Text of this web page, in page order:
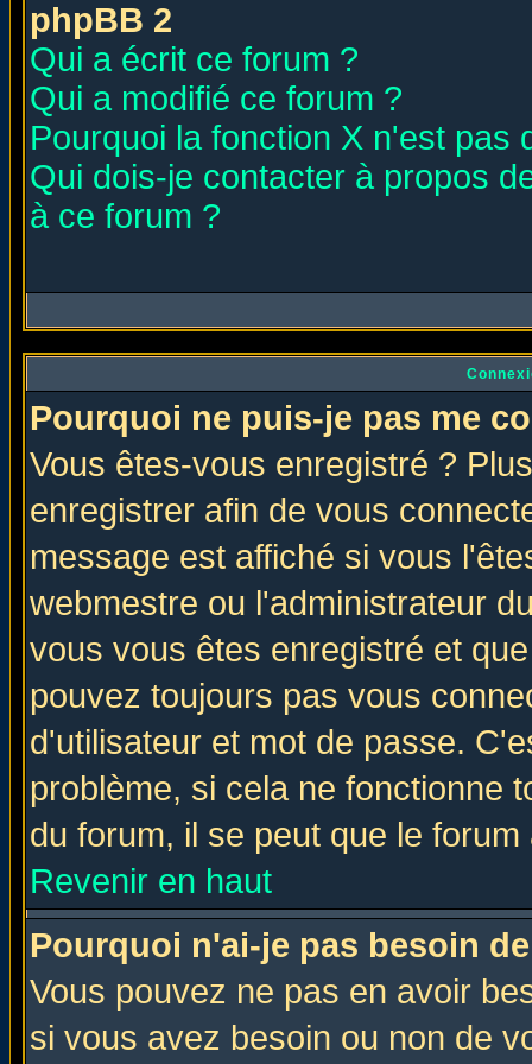
phpBB 2
Qui a écrit ce forum ?
Qui a modifié ce forum ?
Pourquoi la fonction X n'est pas
Qui dois-je contacter à propos
à ce forum ?
Pourquoi ne puis-je pas me
Vous êtes-vous enregistré ?
enregistrer afin de vous
message est affiché si vous
webmestre ou l'administrateur
vous vous êtes enregistré et
pouvez toujours pas vous
d'utilisateur et mot de passe.
problème, si cela ne fonctionne
du forum, il se peut que le
Revenir en haut
Pourquoi n'ai-je pas besoin
Vous pouvez ne pas en avoir
si vous avez besoin ou non de